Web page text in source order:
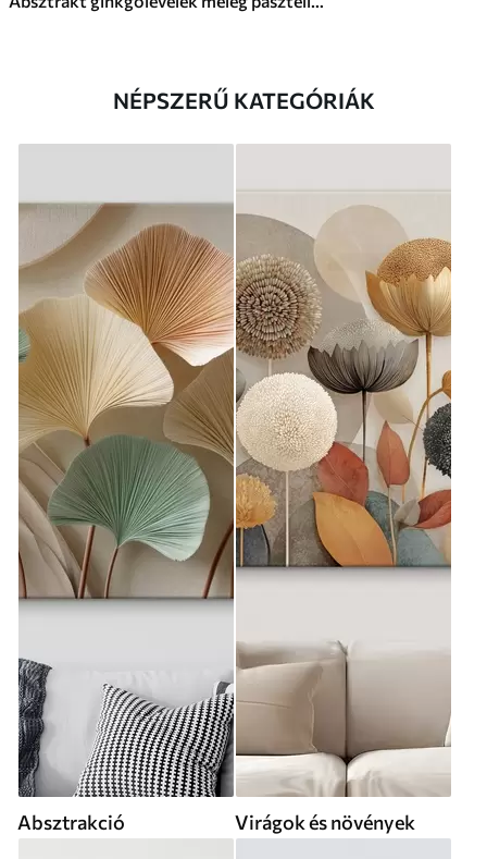
NÉPSZERŰ KATEGÓRIÁK
Absztrakció Virágok és növények